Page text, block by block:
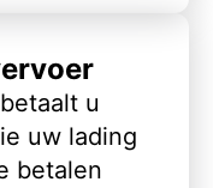
u
uw lading
betalen